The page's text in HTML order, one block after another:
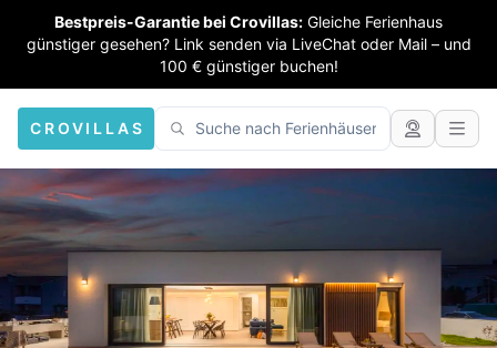
Bestpreis-Garantie bei Crovillas: Gleiche Ferienhaus
günstiger gesehen? Link senden via LiveChat oder Mail – und
100 € günstiger buchen!
CROVILLAS